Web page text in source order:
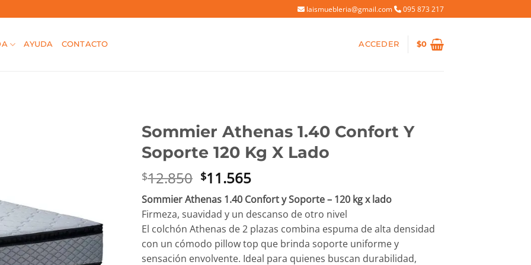
laismuebleria@gmail.com 095 873 217
AYUDA CONTACTO ACCEDER $0
Sommier Athenas 1.40 Confort Y
Soporte 120 Kg X Lado
$12.850 El
precio
original
era:
$12.850.
$11.565El
precio
actual
es:
$11.565.
Sommier Athenas 1.40 Confort y Soporte – 120 kg x lado
Firmeza, suavidad y un descanso de otro nivel
El colchón Athenas de 2 plazas combina espuma de alta densidad
con un cómodo pillow top que brinda soporte uniforme y
sensación envolvente. Ideal para quienes buscan durabilidad,